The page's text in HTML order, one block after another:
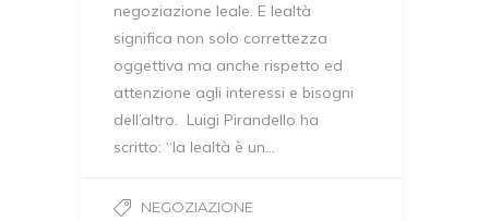
negoziazione leale. E lealtà
significa non solo correttezza
oggettiva ma anche rispetto ed
attenzione agli interessi e bisogni
dell’altro. Luigi Pirandello ha
scritto: “la lealtà è un…
NEGOZIAZIONE